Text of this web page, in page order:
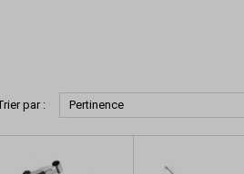
par : Pertinence